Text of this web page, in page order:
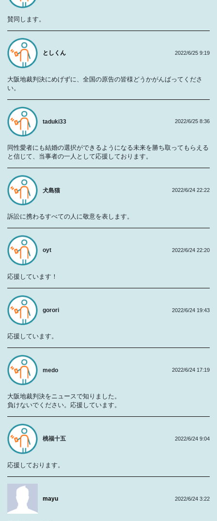
賛同します。
としくん
大阪地裁判決にめげずに、全国の原告の皆様どうかがんばってくださ
い。
2022/6/25 9:19
taduki33
同性愛者にも結婚の選択ができるようになる未来を勝ち取ってもらえる
と信じて、当事者の一人として応援しております。
2022/6/25 8:36
犬島猫
訴訟に携わるすべての人に敬意を表します。
2022/6/24 22:22
oyt
応援しています！
2022/6/24 22:20
gorori
応援しています。
2022/6/24 19:43
medo
大阪地裁判決をニュースで知りました。
負けないでください。応援しています。
2022/6/24 17:19
桃福十五
応援しております。
2022/6/24 9:04
mayu 2022/6/24 3:22